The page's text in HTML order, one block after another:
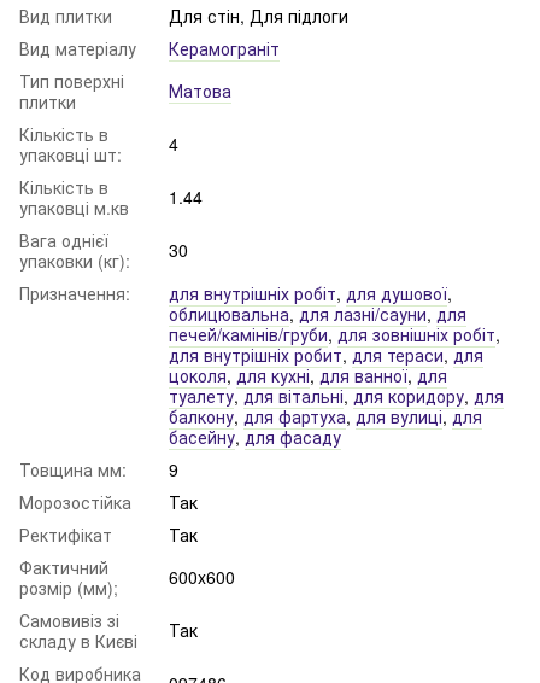
Вид плитки
Для стін, Для підлоги
Вид матеріалу
Керамограніт
Тип поверхні
плитки
Матова
Кількість в
упаковці шт:
4
Кількість в
упаковці м.кв
1.44
Вага однієї
упаковки (кг):
30
Призначення:
для внутрішніх робіт, для душової,
облицювальна,для лазні/сауни,для
печей/камінів/груби,для зовнішніх робіт,
для внутрішніх робит,для тераси,для
цоколя,для кухні,для ванної,для
туалету,для вітальні,для коридору, для
балкону, для фартуха,для вулиці,для
басейну,для фасаду
Товщина мм:
9
Морозостійка
Так
Ректифікат
Так
Фактичний
розмір (мм);
600x600
Самовивіз зі
складу в Києві
Так
Код виробника